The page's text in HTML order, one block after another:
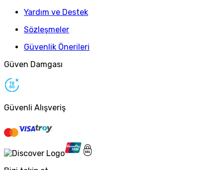
Yardım ve Destek
Sözleşmeler
Güvenlik Önerileri
Güven Damgası
Güvenli Alışveriş